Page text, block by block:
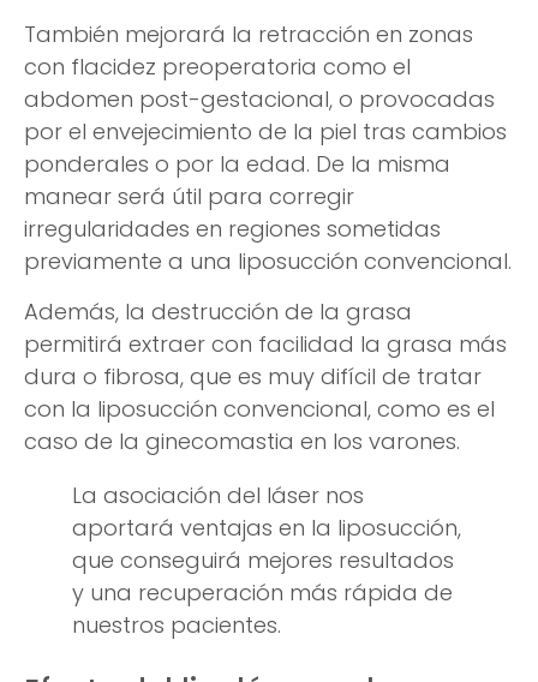
También mejorará la retracción en zonas
con flacidez preoperatoria como el
abdomen post-gestacional, o provocadas
por el envejecimiento de la piel tras cambios
ponderales o por la edad. De la misma
manear será útil para corregir
irregularidades en regiones sometidas
previamente a una liposucción convencional.
Además, la destrucción de la grasa
permitirá extraer con facilidad la grasa más
dura o fibrosa, que es muy difícil de tratar
con la liposucción convencional, como es el
caso de la ginecomastia en los varones.
La asociación del láser nos
aportará ventajas en la liposucción,
que conseguirá mejores resultados
y una recuperación más rápida de
nuestros pacientes.